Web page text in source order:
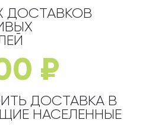
ДОСТАВКОВ
₽
ДОСТАВКА В
НАСЕЛЕННЫЕ